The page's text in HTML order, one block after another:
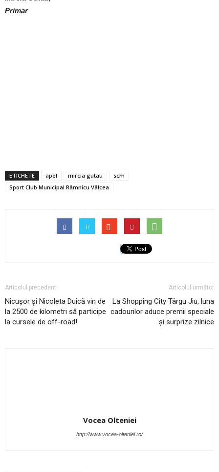
Primar
ETICHETE apel mircia gutau
scm
Sport Club Municipal Râmnicu Vâlcea
Articolul precedent
Nicușor și Nicoleta Duică vin de
la 2500 de kilometri să participe
la cursele de off-road!
Articolul următor
La Shopping City Târgu Jiu, luna
cadourilor aduce premii speciale
și surprize zilnice
Vocea Olteniei
http://www.vocea-olteniei.ro/